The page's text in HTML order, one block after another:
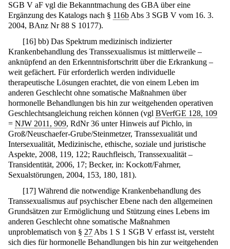
SGB V aF vgl die Bekanntmachung des GBA über eine
Ergänzung des Katalogs nach § 116bAbs 3 SGB V vom 16. 3.
2004, BAnz Nr 88 S 10177).
[16] bb) Das Spektrum medizinisch indizierter
Krankenbehandlung des Transsexualismus ist mittlerweile –
anknüpfend an den Erkenntnisfortschritt über die Erkrankung –
weit gefächert. Für erforderlich werden individuelle
therapeutische Lösungen erachtet, die von einem Leben im
anderen Geschlecht ohne somatische Maßnahmen über
hormonelle Behandlungen bis hin zur weitgehenden operativen
Geschlechtsangleichung reichen können (vgl BVerfGE 128, 109
= NJW 2011, 909, RdNr 36 unter Hinweis auf Pichlo, in
Groß/Neuschaefer-Grube/Steinmetzer, Transsexualität und
Intersexualität, Medizinische, ethische, soziale und juristische
Aspekte, 2008, 119, 122; Rauchfleisch, Transsexualität –
Transidentität, 2006, 17; Becker, in: Kockott/Fahrner,
Sexualstörungen, 2004, 153, 180, 181).
[17] Während die notwendige Krankenbehandlung des
Transsexualismus auf psychischer Ebene nach den allgemeinen
Grundsätzen zur Ermöglichung und Stützung eines Lebens im
anderen Geschlecht ohne somatische Maßnahmen
unproblematisch von § 27 Abs 1 S 1 SGB V erfasst ist, versteht
sich dies für hormonelle Behandlungen bis hin zur weitgehenden